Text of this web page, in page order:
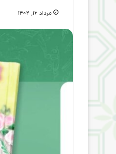
مرداد ۱۶, ۱۴۰۲